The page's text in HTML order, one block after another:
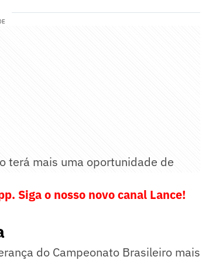
terá mais uma oportunidade de
Siga o nosso novo canal Lance!
do Campeonato Brasileiro mais